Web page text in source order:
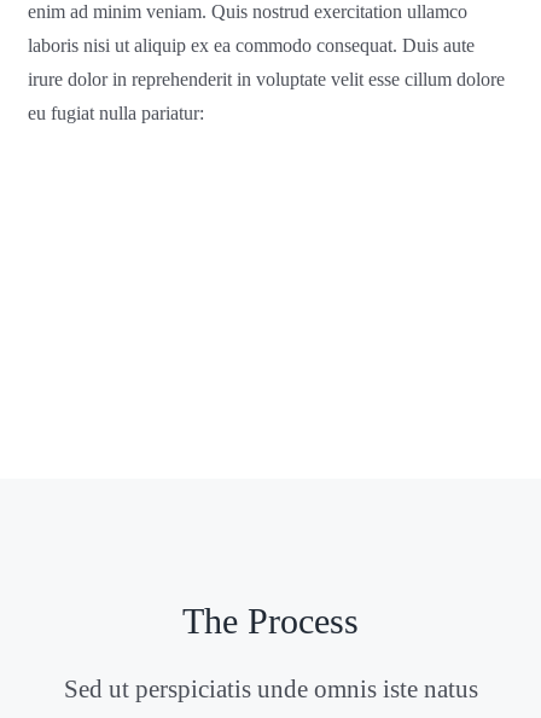
enim ad minim veniam. Quis nostrud exercitation ullamco
laboris nisi ut aliquip ex ea commodo consequat. Duis aute
irure dolor in reprehenderit in voluptate velit esse cillum dolore
eu fugiat nulla pariatur:
The Process
Sed ut perspiciatis unde omnis iste natus